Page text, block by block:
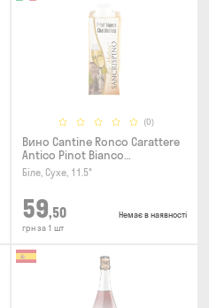
(0)
Вино Cantine Ronco Carattere
Antico Pinot Bianco
Chardonnay Rubicone IGT 0.25л
Біле, Сухе, 11.5°
59,50
грн за 1 шт
Немає в наявності